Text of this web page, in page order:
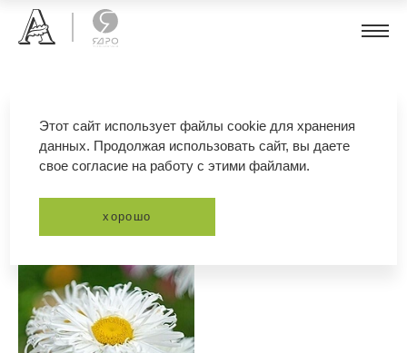
нивяник
Этот сайт использует файлы cookie для хранения
данных. Продолжая использовать сайт, вы даете
свое согласие на работу с этими файлами.
хорошо